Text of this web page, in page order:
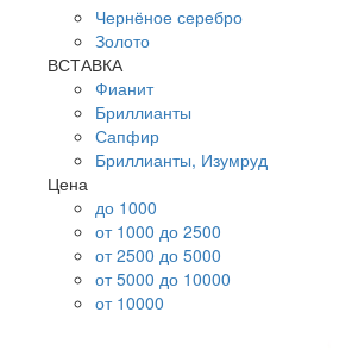
Чернёное серебро
Золото
ВСТАВКА
Фианит
Бриллианты
Сапфир
Бриллианты, Изумруд
Цена
до 1000
от 1000 до 2500
от 2500 до 5000
от 5000 до 10000
от 10000